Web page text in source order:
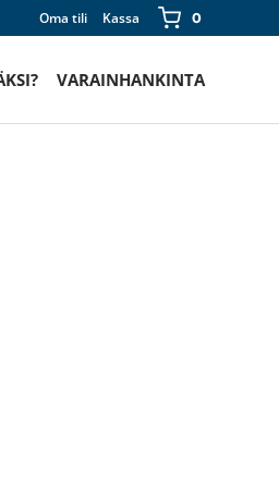
Oma tili Kassa 0
VARAINHANKINTA